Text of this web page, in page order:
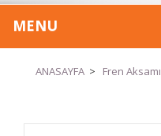
MENU
ANASAYFA > Fren Aksamı